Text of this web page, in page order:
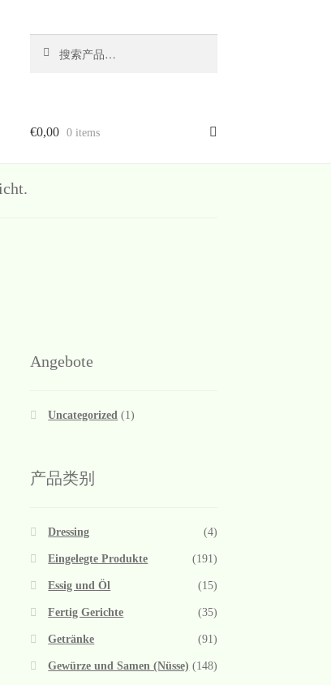
索：
€0,00 0 items
Angebote
Uncategorized (1)
产品类别
Dressing (4)
Eingelegte Produkte (191)
Essig und Öl (15)
Fertig Gerichte (35)
Getränke (91)
Gewürze und Samen (Nüsse) (148)